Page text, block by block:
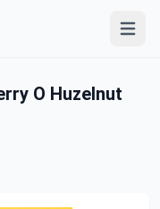
O Huzelnut